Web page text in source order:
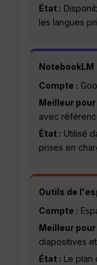
État :
les langues
NotebookLM
Compte :
Meilleur pour
avec
État : Utilisé
prises en
Outils de
Compte :
Meilleur pour
diapositives
État : Le plan